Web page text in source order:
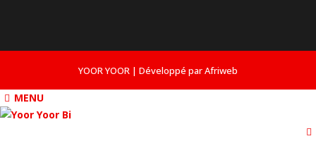
YOOR YOOR | Développé par Afriweb
MENU